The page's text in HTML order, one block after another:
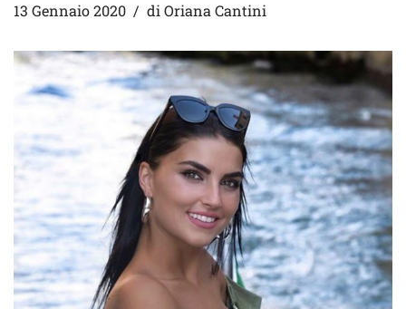
13 Gennaio 2020 di Oriana Cantini